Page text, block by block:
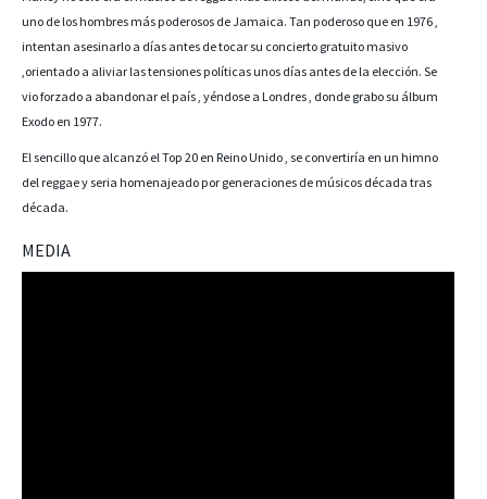
uno de los hombres más poderosos de Jamaica. Tan poderoso que en 1976 ,
intentan asesinarlo a días antes de tocar su concierto gratuito masivo
,orientado a aliviar las tensiones políticas unos días antes de la elección. Se
vio forzado a abandonar el país , yéndose a Londres , donde grabo su álbum
Exodo en 1977.
El sencillo que alcanzó el Top 20 en Reino Unido , se convertiría en un himno
del reggae y seria homenajeado por generaciones de músicos década tras
década.
MEDIA